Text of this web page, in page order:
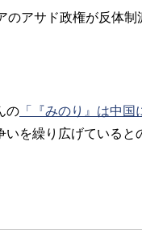
のアサド政権が反体
の 「『みのり』は中
を繰り広げている